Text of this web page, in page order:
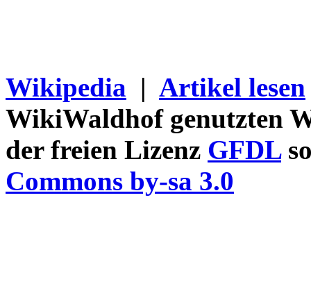
Wikipedia | Artikel lesen
WikiWaldhof genutzten
der freien Lizenz GFDL
Commons by-sa 3.0